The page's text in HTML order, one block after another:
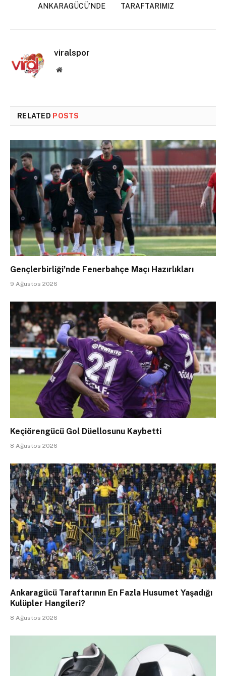
ANKARAGÜCÜ’NDE
TARAFTARIMIZ
viralspor
Website
RELATED POSTS
Gençlerbirliği’nde Fenerbahçe Maçı Hazırlıkları
9 Ağustos 2026
Keçiörengücü Gol Düellosunu Kaybetti
8 Ağustos 2026
Ankaragücü Taraftarının En Fazla Husumet Yaşadığı
Kulüpler Hangileri?
8 Ağustos 2026